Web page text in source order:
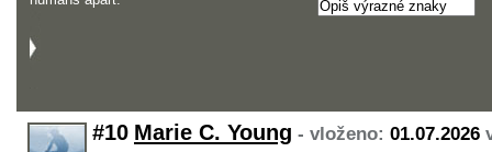
#10 Marie C. Young - vloženo: 01.07.2026